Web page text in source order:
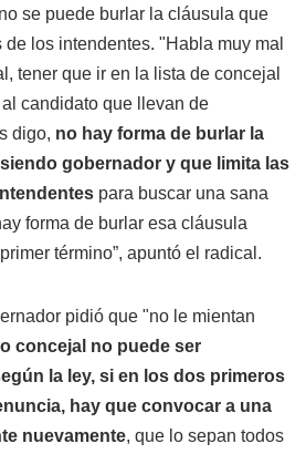
se puede burlar la cláusula que
de los intendentes. "Habla muy mal
tener que ir en la lista de concejal
candidato que llevan de
digo, no hay forma de burlar la
gobernador y que limita las
para buscar una sana
forma de burlar esa cláusula
término”, apuntó el radical.
pidió que "no le mientan
concejal no puede ser
la ley, si en los dos primeros
hay que convocar a una
nuevamente, que lo sepan todos